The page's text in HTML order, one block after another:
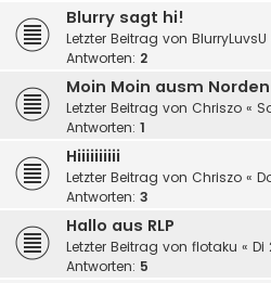
Blurry sagt hi!
Letzter Beitrag von BlurryLuvsU
Antworten: 2
Moin Moin ausm Norden
Letzter Beitrag von Chriszo «
Antworten: 1
Hiiiiiiiiii
Letzter Beitrag von Chriszo «
Antworten: 3
Hallo aus RLP
Letzter Beitrag von flotaku « Di
Antworten: 5